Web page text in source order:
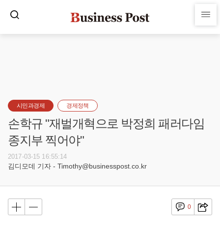
시민과경제 경제정책
손학규 "재벌개혁으로 박정희 패러다임
종지부 찍어야"
2017-03-15 16:55:14
김디모데 기자 - Timothy@businesspost.co.kr
0